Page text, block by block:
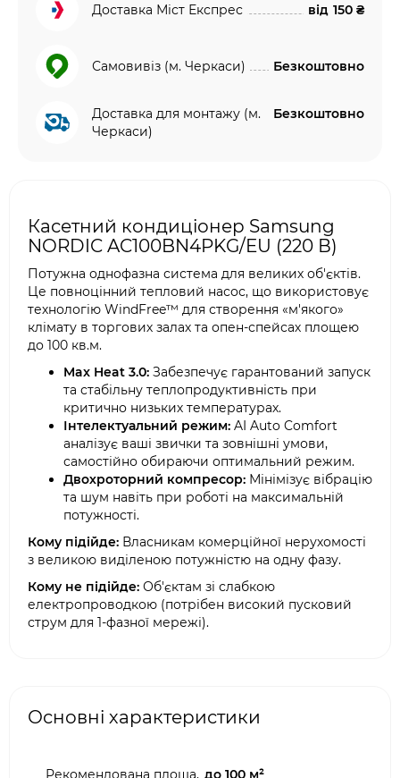
Доставка Міст Експрес від 150 ₴
Самовивіз (м. Черкаси) Безкоштовно
Доставка для монтажу (м.
Черкаси)
Безкоштовно
Касетний кондиціонер Samsung
NORDIC AC100BN4PKG/EU (220 В)
Потужна однофазна система для великих об'єктів.
Це повноцінний тепловий насос, що використовує
технологію WindFree™ для створення «м'якого»
клімату в торгових залах та опен-спейсах площею
до 100 кв.м.
Max Heat 3.0: Забезпечує гарантований запуск
та стабільну теплопродуктивність при
критично низьких температурах.
Інтелектуальний режим: AI Auto Comfort
аналізує ваші звички та зовнішні умови,
самостійно обираючи оптимальний режим.
Двохроторний компресор: Мінімізує вібрацію
та шум навіть при роботі на максимальній
потужності.
Кому підійде: Власникам комерційної нерухомості
з великою виділеною потужністю на одну фазу.
Кому не підійде: Об'єктам зі слабкою
електропроводкою (потрібен високий пусковий
струм для 1-фазної мережі).
Основні характеристики
Рекомендована площа, до 100 м²